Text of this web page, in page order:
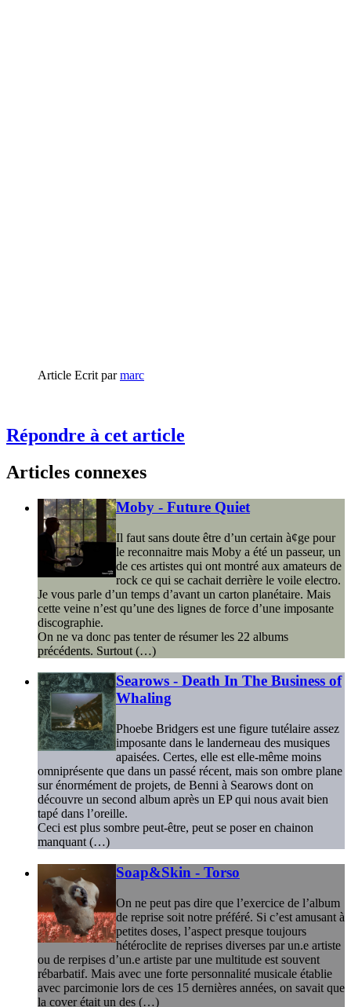
Article Ecrit parmarc
Répondre à cet article
Articles connexes
Moby - Future Quiet
Il faut sans doute être d’un certain à¢ge pour
le reconnaitre mais Moby a été un passeur, un
de ces artistes qui ont montré aux amateurs de
rock ce qui se cachait derrière le voile electro.
Je vous parle d’un temps d’avant un carton planétaire. Mais
cette veine n’est qu’une des lignes de force d’une imposante
discographie.
On ne va donc pas tenter de résumer les 22 albums
précédents. Surtout (…)
Searows - Death In The Business of
Whaling
Phoebe Bridgers est une figure tutélaire assez
imposante dans le landerneau des musiques
apaisées. Certes, elle est elle-même moins
omniprésente que dans un passé récent, mais son ombre plane
sur énormément de projets, de Benni à Searows dont on
découvre un second album après un EP qui nous avait bien
tapé dans l’oreille.
Ceci est plus sombre peut-être, peut se poser en chainon
manquant (…)
Soap&Skin - Torso
On ne peut pas dire que l’exercice de l’album
de reprise soit notre préféré. Si c’est amusant à
petites doses, l’aspect presque toujours
hétéroclite de reprises diverses par un.e artiste
ou de rerpises d’un.e artiste par une multitude est souvent
rébarbatif. Mais avec une forte personnalité musicale établie
avec parcimonie lors de ces 15 dernières années, on savait que
la cover était un des (…)